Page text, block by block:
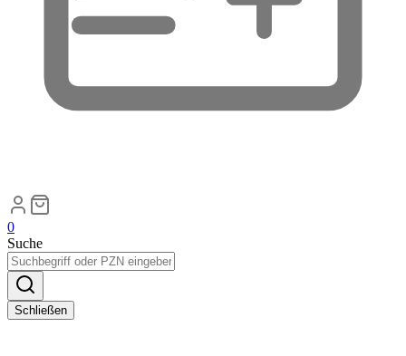
0
Suche
Schließen